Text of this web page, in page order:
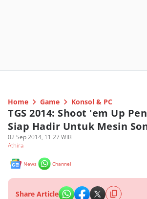
Home Game Konsol & PC
TGS 2014: Shoot 'em Up
Siap Hadir Untuk Mesin
02 Sep 2014, 11:27 WIB
Athira
News Channel
Share Article